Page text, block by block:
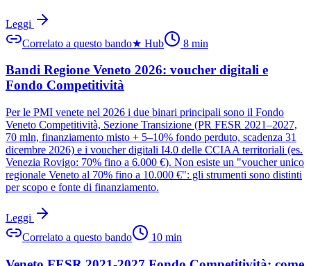
Leggi
Correlato a questo bando★ Hub 8 min
Bandi Regione Veneto 2026: voucher digitali e
Fondo Competitività
Per le PMI venete nel 2026 i due binari principali sono il Fondo
Veneto Competitività, Sezione Transizione (PR FESR 2021–2027,
70 mln, finanziamento misto + 5–10% fondo perduto, scadenza 31
dicembre 2026) e i voucher digitali I4.0 delle CCIAA territoriali (es.
Venezia Rovigo: 70% fino a 6.000 €). Non esiste un "voucher unico
regionale Veneto al 70% fino a 10.000 €": gli strumenti sono distinti
per scopo e fonte di finanziamento.
Leggi
Correlato a questo bando
10 min